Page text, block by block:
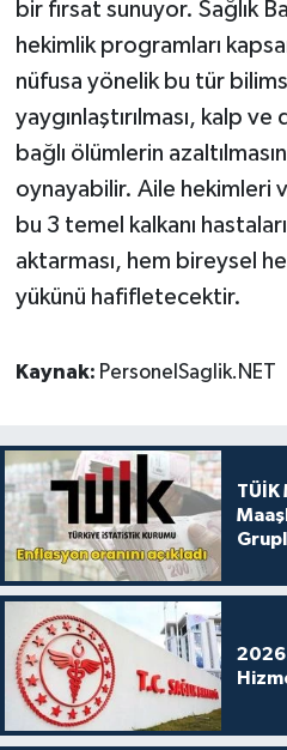
bir fırsat sunuyor. Sağlık
hekimlik programları
nüfusa yönelik bu tür
yaygınlaştırılması, kalp ve
bağlı ölümlerin
oynayabilir. Aile hekimleri
bu 3 temel kalkanı
aktarması, hem bireysel
yükünü hafifletecektir.
Kaynak: PersonelSaglik.NET
TÜİK
2026